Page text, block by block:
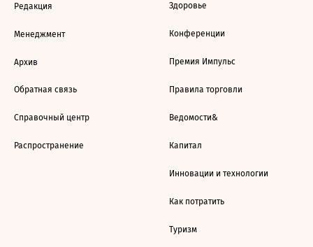
Редакция
Менеджмент
Архив
Обратная связь
Справочный центр
Распространение
Здоровье
Конференции
Премия Импульс
Правила торговли
Ведомости&
Капитал
Инновации и технологии
Как потратить
Туризм